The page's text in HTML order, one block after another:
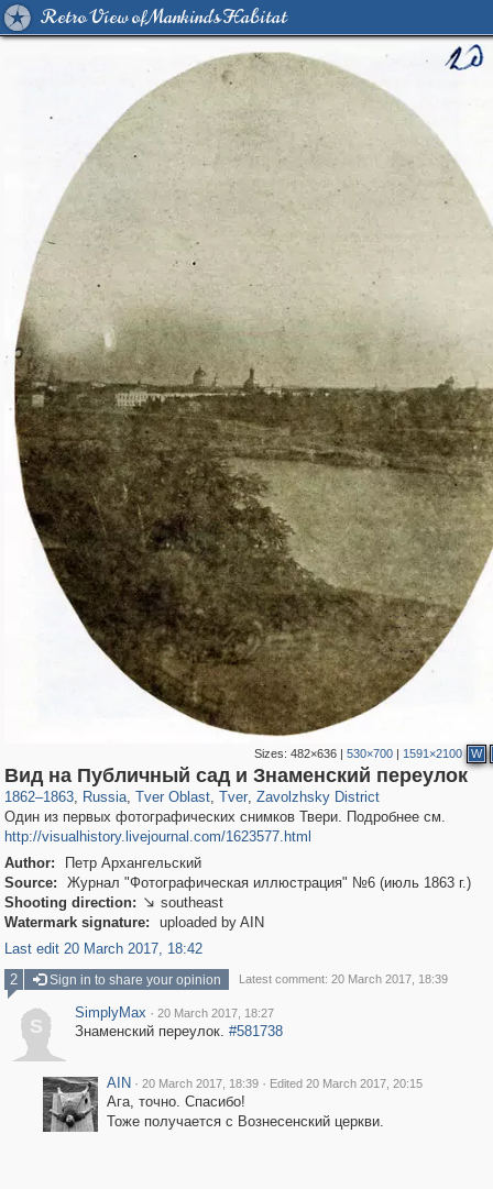
Retro View of Mankind's Habitat
Sizes:482×636 |530×700 | 1591×2100 W
Вид на Публичный сад и Знаменский переулок
1862–1863, Russia
1,406,806 29,243
, Tver Oblast
22,593 544
, Tver
9,447 157
, Zavolzhsky District
2,209 40
Один из первых фотографических снимков Твери. Подробнее см.
http://visualhistory.livejournal.com/1623577.html
Author:
Петр Архангельский
Source:
Журнал "Фотографическая иллюстрация" №6 (июль 1863 г.)
Shooting direction:  southeast
Watermark signature:
uploaded by AIN
Last edit 20 March 2017, 18:42
2
Sign in to share your opinion Latest comment: 20 March 2017, 18:39
S
SimplyMax · 20 March 2017, 18:27
Знаменский переулок. #581738
AIN · 20 March 2017, 18:39 · Edited 20 March 2017, 20:15
Ага, точно. Спасибо!
Тоже получается с Вознесенский церкви.